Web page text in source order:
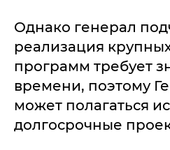
Однако генерал
реализация
программ требует
времени, поэтому
может полагаться
долгосрочные